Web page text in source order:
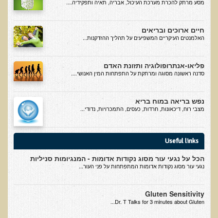
בדיקת סריקה - חומצות אורגניות בשתן
בדיקת צואה לאיתור מתכות כבדות
בדיקה מקיפה לתפקוד מערכת העיכול
בדיקות לרגישויות לחלבונים
בדיקת AMAS - מידע למטופל
פאנל קרדיו-ווסקולרי - לבריאות מערכת כלי הדם והלב
בדיקת שיער לאיתור מחסור במינרלים
מסע מרתק להכרת מערכת העיכול, אבריה, תאיה ותפקידיה....
חיים ארוכים ובריאים
האלמנטים העיקריים המשפיעים על תהליך ההזדקנות...
פליאו-אנתרופולוגיה ותזונת האדם
סדנה ראשונה מסוגה ומרתקת על התפתחות המין האנושי....
נפש בריאה במוח בריא
מצבי רוח, דיכאונות, חרדות, כעסים, התמכרויות, נדודי...
Useful links
הכל על נגעי עור מסוג נקודות אדומות - המנגיומות סניליות
נגעי עור מסוג נקודות אדומות המתפתחות על פני העור...
Gluten Sensitivity
Dr. T Talks for 3 minutes about Gluten...